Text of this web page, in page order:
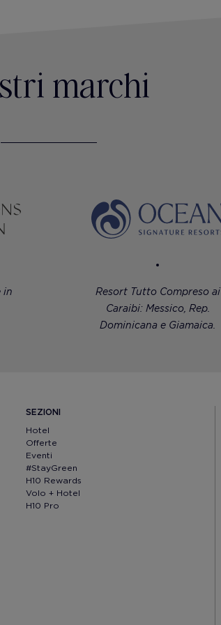
marchi
in
Resort Tutto Compreso ai
Caraibi: Messico, Rep.
Dominicana e Giamaica.
SEZIONI
Hotel
Offerte
Eventi
#StayGreen
H10 Rewards
Volo + Hotel
H10 Pro